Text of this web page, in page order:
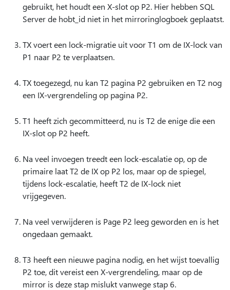
gebruikt, het houdt een X-slot op P2. Hier hebben SQL
Server de hobt_id niet in het mirroringlogboek geplaatst.
TX voert een lock-migratie uit voor T1 om de IX-lock van
P1 naar P2 te verplaatsen.
TX toegezegd, nu kan T2 pagina P2 gebruiken en T2 nog
een IX-vergrendeling op pagina P2.
T1 heeft zich gecommitteerd, nu is T2 de enige die een
IX-slot op P2 heeft.
Na veel invoegen treedt een lock-escalatie op, op de
primaire laat T2 de IX op P2 los, maar op de spiegel,
tijdens lock-escalatie, heeft T2 de IX-lock niet
vrijgegeven.
Na veel verwijderen is Page P2 leeg geworden en is het
ongedaan gemaakt.
T3 heeft een nieuwe pagina nodig, en het wijst toevallig
P2 toe, dit vereist een X-vergrendeling, maar op de
mirror is deze stap mislukt vanwege stap 6.